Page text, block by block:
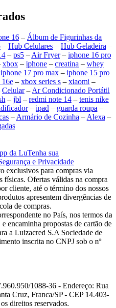
16 – Álbum de Figurinhas da
– Hub Celulares – Hub Geladeira –
– ps5 – Air Fryer– iphone 16 pro
xbox – iphone – creatina – whey
iphone 17 pro max – iphone 15 pro
16e – xbox series s – xiaomi –
Celular– Ar Condicionado Portátil
– jbl – redmi note 14 – tenis nike
– ipad – guarda roupa –
– Armário de Cozinha – Alexa –
da LuTenha sua
e Privacidade
exclusivos para compras via
físicas. Ofertas válidas na compra
cliente, até o término dos nossos
apresentem divergências de
de compras.
no País, nos termos da
encaminha propostas de cartão de
a Luizacred S.A Sociedade de
inscrita no CNPJ sob o nº
1088-36 - Endereço: Rua
Cruz, Franca/SP - CEP 14.403-
direitos reservados.